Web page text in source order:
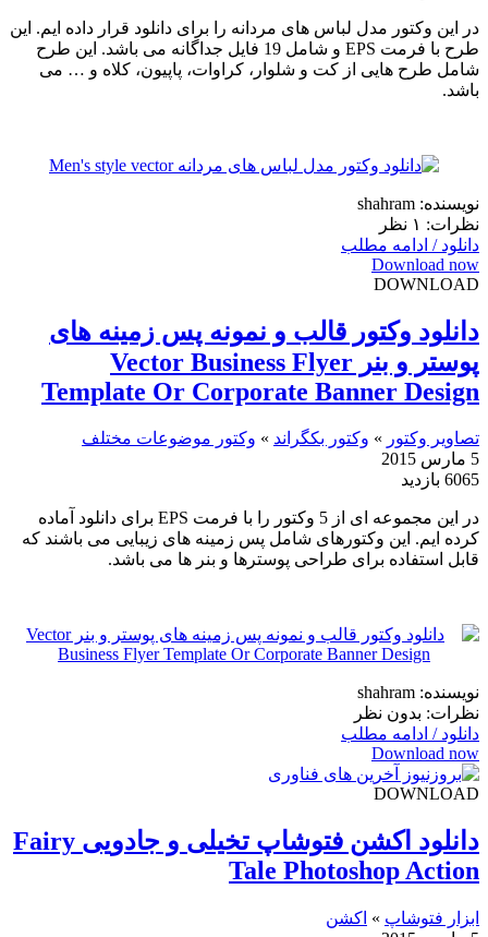
در این وکتور مدل لباس های مردانه را برای دانلود قرار داده ایم. این
طرح با فرمت EPS و شامل 19 فایل جداگانه می باشد. این طرح
شامل طرح هایی از کت و شلوار، کراوات، پاپیون، کلاه و … می
باشد.
نویسنده: shahram
نظرات: ۱ نظر
دانلود / ادامه مطلب
Download now
DOWNLOAD
دانلود وکتور قالب و نمونه پس زمینه های
پوستر و بنر Vector Business Flyer
Template Or Corporate Banner Design
تصاویر وکتور » وکتور بکگراند » وکتور موضوعات مختلف
5 مارس 2015
6065 بازدید
در این مجموعه ای از 5 وکتور را با فرمت EPS برای دانلود آماده
کرده ایم. این وکتورهای شامل پس زمینه های زیبایی می باشند که
قابل استفاده برای طراحی پوسترها و بنر ها می باشد.
نویسنده: shahram
نظرات: بدون نظر
دانلود / ادامه مطلب
Download now
DOWNLOAD
دانلود اکشن فتوشاپ تخیلی و جادویی Fairy
Tale Photoshop Action
ابزار فتوشاپ » اکشن